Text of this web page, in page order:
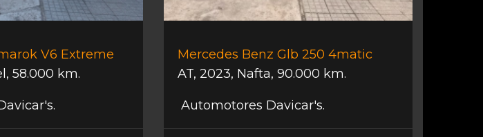
V6 Extreme
, 58.000 km.
Mercedes Benz Glb 250 4matic
AT, 2023, Nafta, 90.000 km.
Automotores Davicar's.